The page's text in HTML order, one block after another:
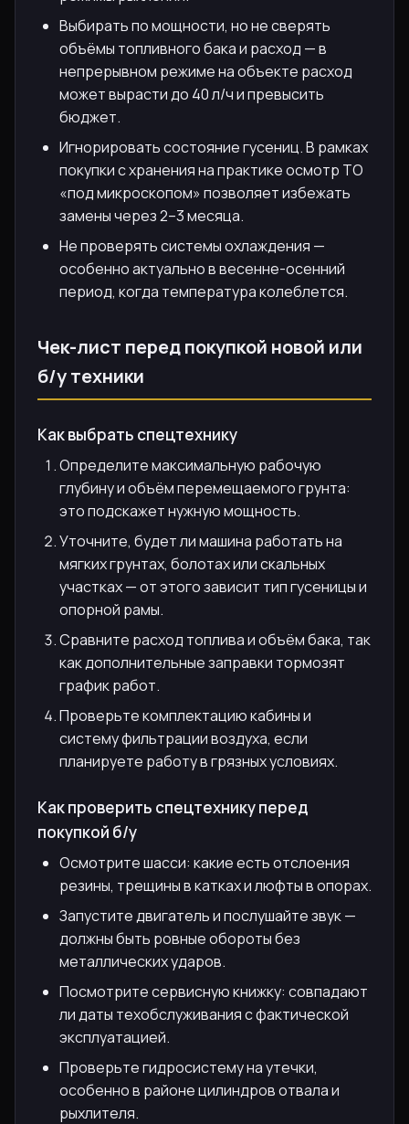
Выбирать по мощности, но не сверять
объёмы топливного бака и расход — в
непрерывном режиме на объекте расход
может вырасти до 40 л/ч и превысить
бюджет.
Игнорировать состояние гусениц. В рамках
покупки с хранения на практике осмотр ТО
«под микроскопом» позволяет избежать
замены через 2–3 месяца.
Не проверять системы охлаждения —
особенно актуально в весенне-осенний
период, когда температура колеблется.
Чек-лист перед покупкой новой или
б/у техники
Как выбрать спецтехнику
Определите максимальную рабочую
глубину и объём перемещаемого грунта:
это подскажет нужную мощность.
Уточните, будет ли машина работать на
мягких грунтах, болотах или скальных
участках — от этого зависит тип гусеницы и
опорной рамы.
Сравните расход топлива и объём бака, так
как дополнительные заправки тормозят
график работ.
Проверьте комплектацию кабины и
систему фильтрации воздуха, если
планируете работу в грязных условиях.
Как проверить спецтехнику перед
покупкой б/у
Осмотрите шасси: какие есть отслоения
резины, трещины в катках и люфты в опорах.
Запустите двигатель и послушайте звук —
должны быть ровные обороты без
металлических ударов.
Посмотрите сервисную книжку: совпадают
ли даты техобслуживания с фактической
эксплуатацией.
Проверьте гидросистему на утечки,
особенно в районе цилиндров отвала и
рыхлителя.